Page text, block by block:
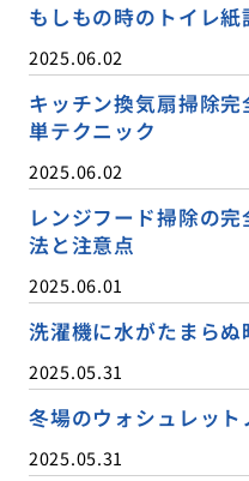
もしもの時のトイレ
2025.06.02
キッチン換気扇掃除
単テクニック
2025.06.02
レンジフード掃除の
法と注意点
2025.06.01
洗濯機に水がたまら
2025.05.31
冬場のウォシュレッ
2025.05.31